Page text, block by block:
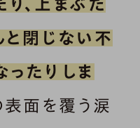
、上まぶた
と閉じない不
たりしま
表面を覆う涙